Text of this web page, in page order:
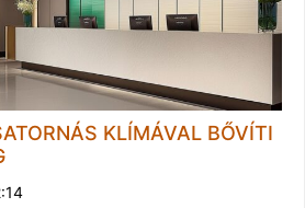
KLÍMÁVAL BŐVÍTI